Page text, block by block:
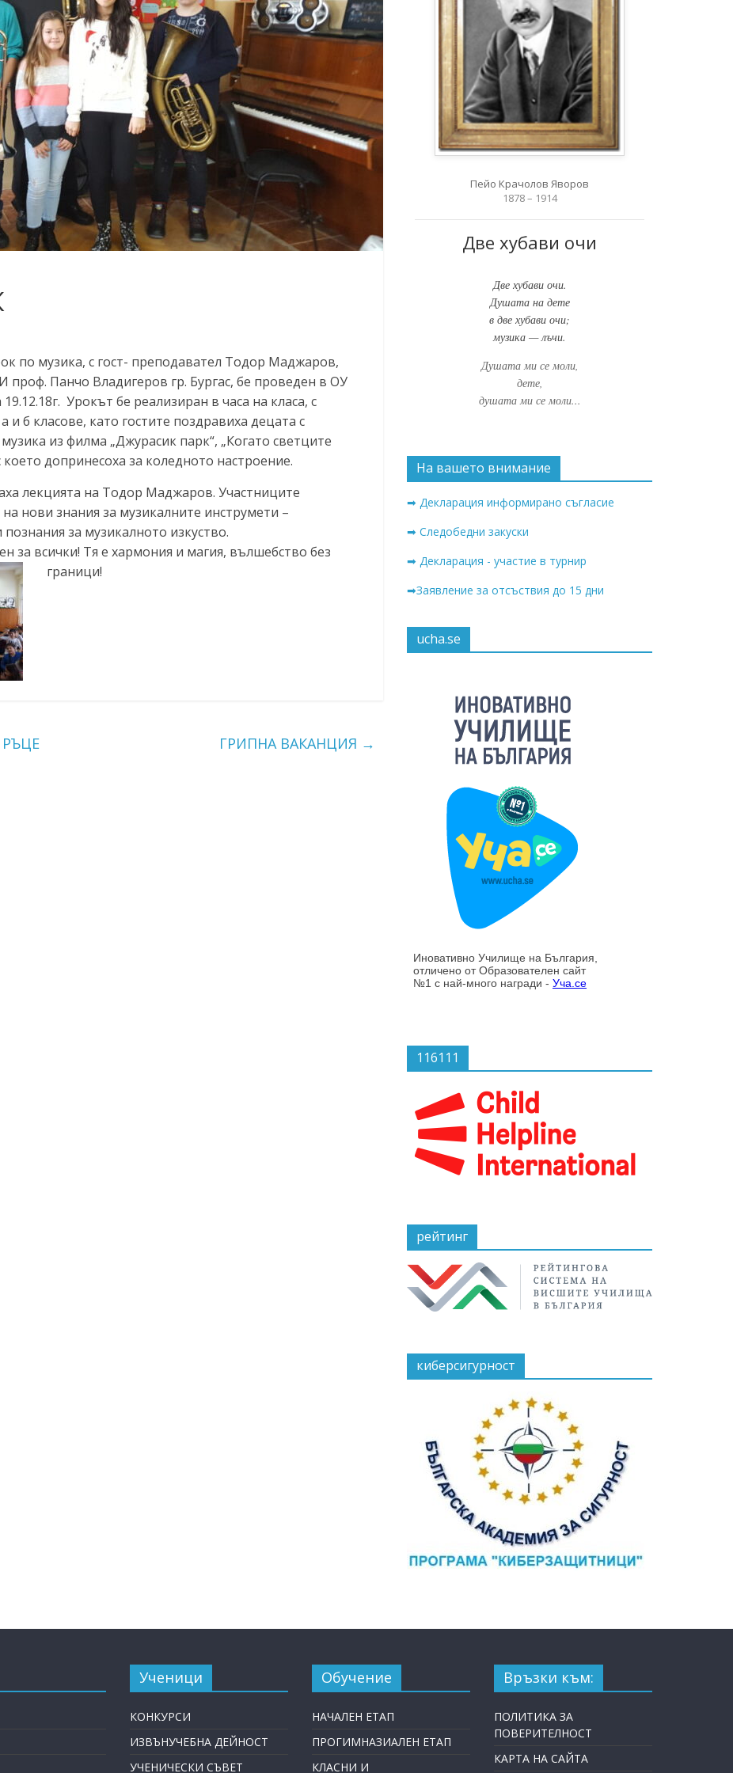
по музика, с гост- преподавател Тодор Маджаров,
проф. Панчо Владигеров гр. Бургас, бе проведен в ОУ
Урокът бе реализиран в часа на класа, с
и б класове, като гостите поздравиха децата с
из филма „Джурасик парк“, „Когато светците
допринесоха за коледното настроение.
лекцията на Тодор Маджаров. Участниците
нови знания за музикалните инструмети –
за музикалното изкуство.
за всички! Тя е хармония и магия, вълшебство без
граници!
ГРИПНА ВАКАНЦИЯ →
Пейо Крачолов Яворов
1878 – 1914
Две хубави очи
Две хубави очи.
Душата на дете
в две хубави очи;
музика — лъчи.
Душата ми се моли,
дете,
душата ми се моли...
На вашето внимание
➡ Декларация информирано съгласие
➡ Следобедни закуски
➡ Декларация - участие в турнир
➡Заявление за отсъствия до 15 дни
ucha.se
116111
рейтинг
киберсигурност
Ученици
КОНКУРСИ
ИЗВЪНУЧЕБНА ДЕЙНОСТ
УЧЕНИЧЕСКИ СЪВЕТ
Обучение
НАЧАЛЕН ЕТАП
ПРОГИМНАЗИАЛЕН ЕТАП
КЛАСНИ И
Връзки към:
ПОЛИТИКА ЗА
ПОВЕРИТЕЛНОСТ
КАРТА НА САЙТА